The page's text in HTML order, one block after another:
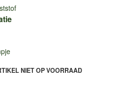
NIET OP VOORRAAD